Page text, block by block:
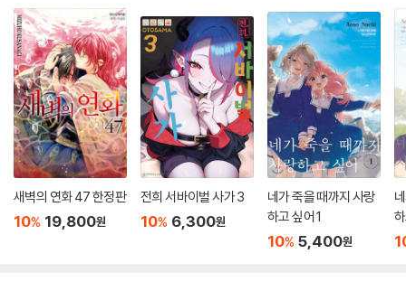
새벽의 연화 47 한정판
10% 19,800원
전희 서바이벌 사가 3
10% 6,300원
네가 죽을 때까지 사랑
하고 싶어 1
10% 5,400원